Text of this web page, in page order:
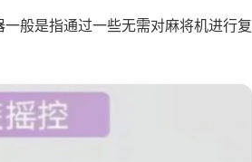
般是指通过一些无需对麻将机进行复